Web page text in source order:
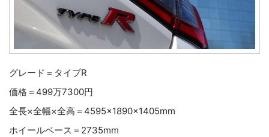
グレード＝タイプR
価格＝499万7300円
全長×全幅×全高＝4595×1890×1405mm
ホイールベース＝2735mm